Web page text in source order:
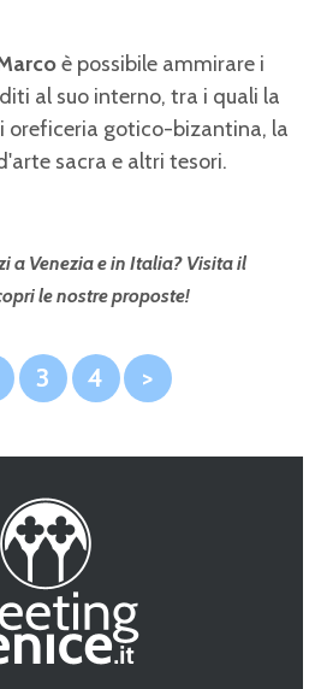
è possibile ammirare i
al suo interno, tra i quali la
oreficeria gotico-bizantina, la
sacra e altri tesori.
a Venezia e in Italia? Visita il
le nostre proposte!
3 4 >